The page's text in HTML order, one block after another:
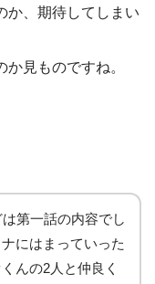
か、期待してしまい
見ものですね。
第一話の内容でし
にはまっていった
んの2人と仲良く